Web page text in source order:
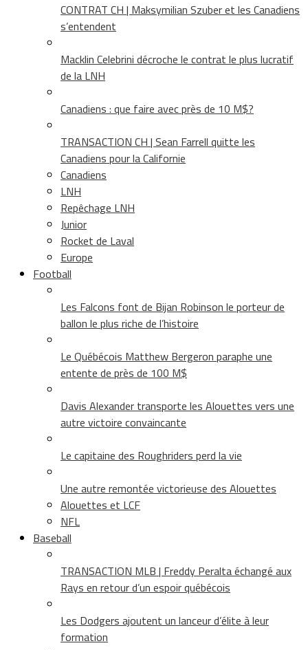
CONTRAT CH | Maksymilian Szuber et les Canadiens
s’entendent
Macklin Celebrini décroche le contrat le plus lucratif
de la LNH
Canadiens : que faire avec près de 10 M$?
TRANSACTION CH | Sean Farrell quitte les
Canadiens pour la Californie
Canadiens
LNH
Repêchage LNH
Junior
Rocket de Laval
Europe
Football
Les Falcons font de Bijan Robinson le porteur de
ballon le plus riche de l’histoire
Le Québécois Matthew Bergeron paraphe une
entente de près de 100 M$
Davis Alexander transporte les Alouettes vers une
autre victoire convaincante
Le capitaine des Roughriders perd la vie
Une autre remontée victorieuse des Alouettes
Alouettes et LCF
NFL
Baseball
TRANSACTION MLB | Freddy Peralta échangé aux
Rays en retour d’un espoir québécois
Les Dodgers ajoutent un lanceur d’élite à leur
formation